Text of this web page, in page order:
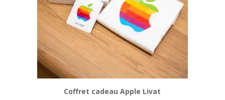
Coffret cadeau Apple Livat